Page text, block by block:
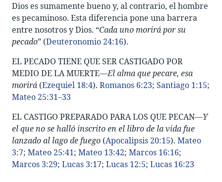
Dios es sumamente bueno y, al contrario, el hombre
es pecaminoso. Esta diferencia pone una barrera
entre nosotros y Dios. “Cada uno morirá por su
pecado” (Deuteronomio 24:16).
EL PECADO TIENE QUE SER CASTIGADO POR
MEDIO DE LA MUERTE—El alma que pecare, esa
morirá (Ezequiel 18:4). Romanos 6:23; Santiago 1:15;
Mateo 25:31–33
EL CASTIGO PREPARADO PARA LOS QUE PECAN—Y
el que no se halló inscrito en el libro de la vida fue
lanzado al lago de fuego (Apocalipsis 20:15). Mateo
3:7; Mateo 25:41; Mateo 13:42; Marcos 16:16;
Marcos 3:29; Lucas 3:17; Lucas 12:5; Lucas 16:23